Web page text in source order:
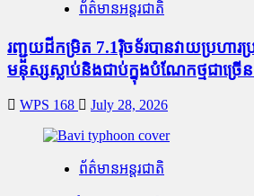
ព័ត៌មានអន្តរជាតិ
រញ្ជួយដីកម្រិត​ 7.1រ៉ិចទ័របានវាយប្រហារ
មនុស្សស្លាប់​និង​ជាប់ក្នុងបំណែកថ្មជាច្រើ
WPS 168 July 28, 2026
ព័ត៌មានអន្តរជាតិ